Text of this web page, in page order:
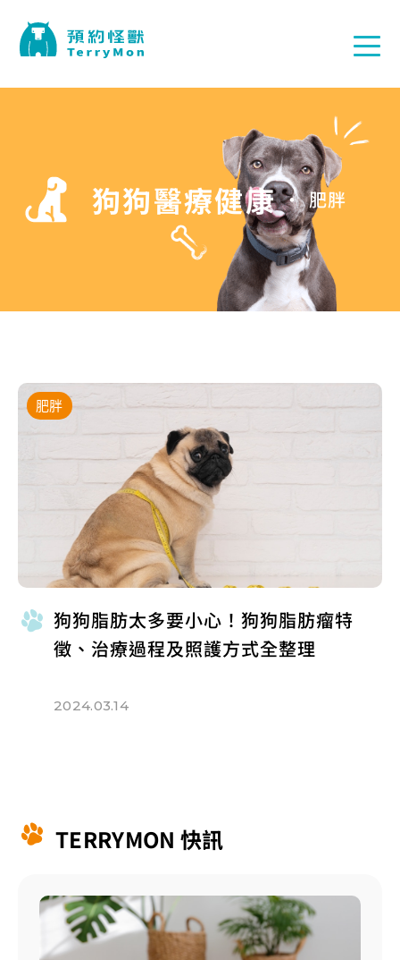
狗狗醫療健康 肥胖
肥胖
狗狗脂肪太多要小心！狗狗脂肪瘤特
徵、治療過程及照護方式全整理
2024.03.14
TERRYMON 快訊